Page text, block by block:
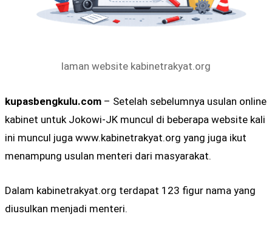
laman website kabinetrakyat.org
kupasbengkulu.com – Setelah sebelumnya usulan online
kabinet untuk Jokowi-JK muncul di beberapa website kali
ini muncul juga www.kabinetrakyat.org yang juga ikut
menampung usulan menteri dari masyarakat.
Dalam kabinetrakyat.org terdapat 123 figur nama yang
diusulkan menjadi menteri.